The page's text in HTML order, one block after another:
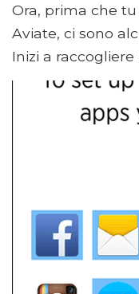
Ora, prima che
Aviate, ci sono
Inizi a